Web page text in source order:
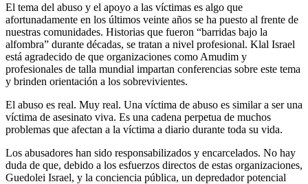
El tema del abuso y el apoyo a las víctimas es algo que
afortunadamente en los últimos veinte años se ha puesto al frente de
nuestras comunidades. Historias que fueron “barridas bajo la
alfombra” durante décadas, se tratan a nivel profesional. Klal Israel
está agradecido de que organizaciones como Amudim y
profesionales de talla mundial impartan conferencias sobre este tema
y brinden orientación a los sobrevivientes.
El abuso es real. Muy real. Una víctima de abuso es similar a ser una
víctima de asesinato viva. Es una cadena perpetua de muchos
problemas que afectan a la víctima a diario durante toda su vida.
Los abusadores han sido responsabilizados y encarcelados. No hay
duda de que, debido a los esfuerzos directos de estas organizaciones,
Guedolei Israel, y la conciencia pública, un depredador potencial